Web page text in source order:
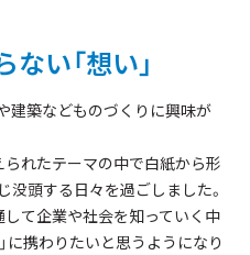
い「想い」
建築などものづくりに興味が
れたテーマの中で白紙から形
頭する日々を過ごしました。
て企業や社会を知っていく中
に携わりたいと思うようになり